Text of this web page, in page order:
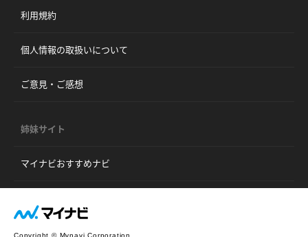
利用規約
個人情報の取扱いについて
ご意見・ご感想
姉妹サイト
マイナビおすすめナビ
Copyright © Mynavi Corporation